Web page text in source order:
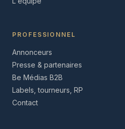
PROFESSIONNEL
Annonceurs
Presse & partenaires
Be Médias B2B
Labels, tourneurs, RP
Contact